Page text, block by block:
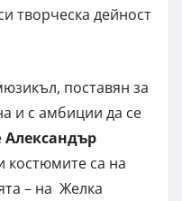
творческа дейност
поставян за
и с амбиции да се
Александър
костюмите са на
– на Желка